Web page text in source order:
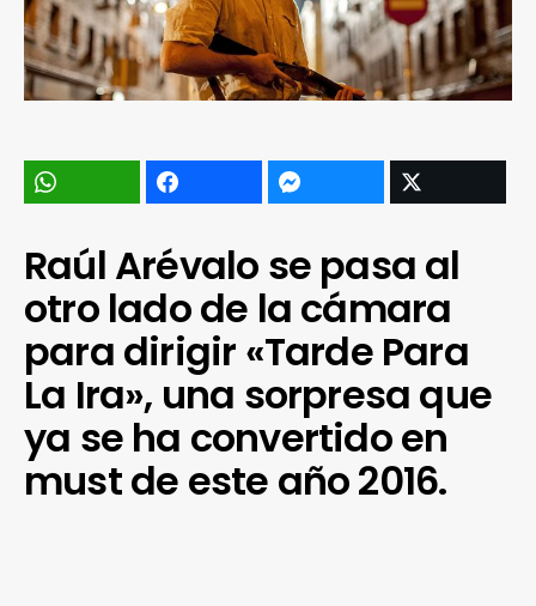
Raúl Arévalo se pasa al
otro lado de la cámara
para dirigir «Tarde Para
La Ira», una sorpresa que
ya se ha convertido en
must de este año 2016.